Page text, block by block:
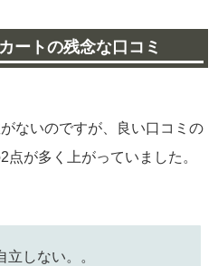
ートの残念な口コミ
ないのですが、良い口コミの
が多く上がっていました。
しない。。